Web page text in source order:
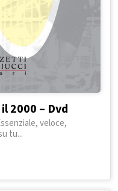
2000 – Dvd
veloce,
tu...